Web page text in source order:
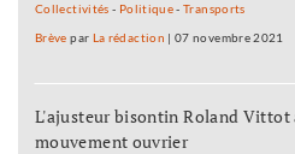
Collectivités - Politique-Transports
Brève par La rédaction |07 novembre 2021
L'ajusteur bisontin Roland Vittot
mouvement ouvrier